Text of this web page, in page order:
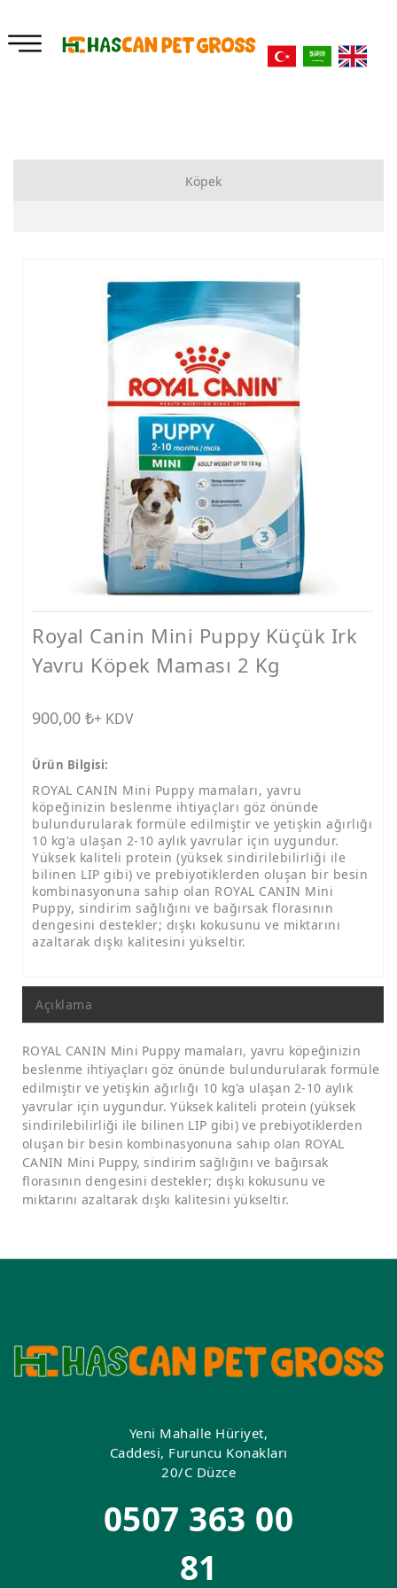
Köpek
Bahçe Zincirleri
Ödül ve Kemikler
Tarak ve Makas
Mama ve Su Kapları
Tasmalar
Bakım Ürünleri
Tırmalamalar
Royal Canin Mini Puppy Küçük Irk
Yavru Köpek Maması 2 Kg
900,00 ₺+ KDV
Ürün Bilgisi:
ROYAL CANIN Mini Puppy mamaları, yavru
köpeğinizin beslenme ihtiyaçları göz önünde
bulundurularak formüle edilmiştir ve yetişkin ağırlığı
10 kg'a ulaşan 2-10 aylık yavrular için uygundur.
Yüksek kaliteli protein (yüksek sindirilebilirliği ile
bilinen LIP gibi) ve prebiyotiklerden oluşan bir besin
kombinasyonuna sahip olan ROYAL CANIN Mini
Puppy, sindirim sağlığını ve bağırsak florasının
dengesini destekler; dışkı kokusunu ve miktarını
azaltarak dışkı kalitesini yükseltir.
Açıklama
ROYAL CANIN Mini Puppy mamaları, yavru köpeğinizin
beslenme ihtiyaçları göz önünde bulundurularak formüle
edilmiştir ve yetişkin ağırlığı 10 kg'a ulaşan 2-10 aylık
yavrular için uygundur. Yüksek kaliteli protein (yüksek
sindirilebilirliği ile bilinen LIP gibi) ve prebiyotiklerden
oluşan bir besin kombinasyonuna sahip olan ROYAL
CANIN Mini Puppy, sindirim sağlığını ve bağırsak
florasının dengesini destekler; dışkı kokusunu ve
miktarını azaltarak dışkı kalitesini yükseltir.
Yeni Mahalle Hüriyet,
Caddesi, Furuncu Konakları
20/C Düzce
0507 363 00
81